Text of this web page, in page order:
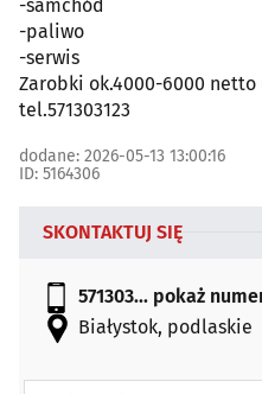
-samchód
-paliwo
-serwis
Zarobki ok.4000-6000 netto
tel.571303123
dodane: 2026-05-13 13:00:16
ID: 5164306
SKONTAKTUJ SIĘ
571303... pokaż
Białystok, podlaskie
Twój e-mail *